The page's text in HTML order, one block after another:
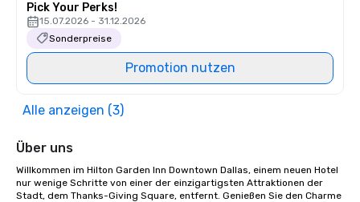
Pick Your Perks!
15.07.2026 - 31.12.2026
Sonderpreise
Promotion nutzen
Alle anzeigen (3)
Über uns
Willkommen im Hilton Garden Inn Downtown Dallas, einem neuen Hotel
nur wenige Schritte von einer der einzigartigsten Attraktionen der
Stadt, dem Thanks-Giving Square, entfernt. Genießen Sie den Charme